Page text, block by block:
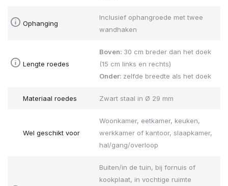
Ophanging
Inclusief ophangroede met twee
wandhaken
Lengte roedes
Boven: 30 cm breder dan het doek
(15 cm links en rechts)
Onder: zelfde breedte als het doek
Materiaal roedes Zwart staal in Ø 29 mm
Wel geschikt voor
Woonkamer, eetkamer, keuken,
werkkamer of kantoor, slaapkamer,
hal/gang/overloop
Buiten/in de tuin, bij fornuis of
kookplaat, in vochtige ruimte